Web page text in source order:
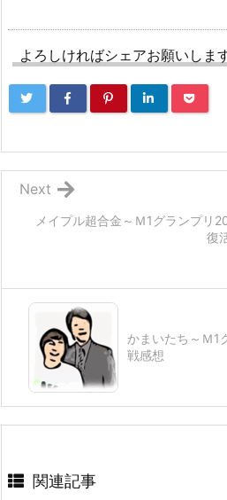
よろしければシェアお願いしま
メイプル超合金～Ｍ1グランプリ
復
Next
かまいたち～Ｍ1
戦感想
関連記事